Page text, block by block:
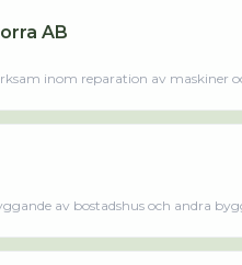
relationer med våra
att ta kontakt med oss!Läs
AB
inom reparation av maskiner
Avfuktningsteknik Stockholm Norra
av bostadshus och andra